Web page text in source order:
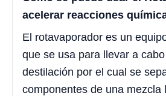
acelerar reacciones
El rotavaporador es un
que se usa para llevar a
destilación por el cual se
componentes de una mezcla